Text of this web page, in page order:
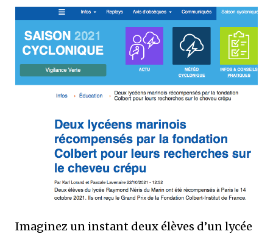
Imaginez un instant deux élèves d’un lycée